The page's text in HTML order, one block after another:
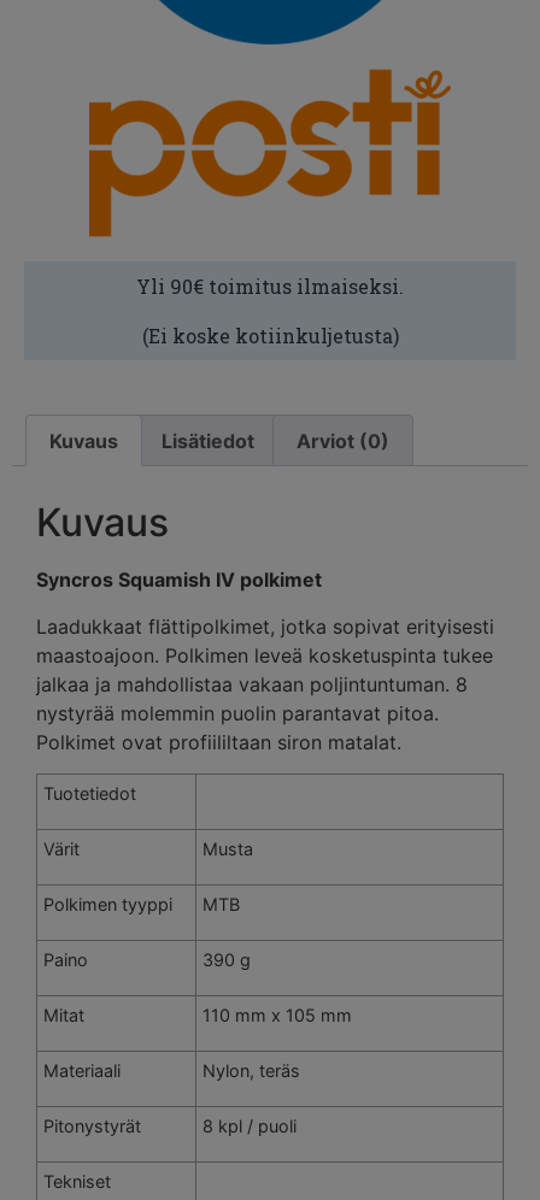
Yli 90€ toimitus ilmaiseksi.
(Ei koske kotiinkuljetusta)
Kuvaus Lisätiedot Arviot (0)
Kuvaus
Syncros Squamish IV polkimet
Laadukkaat flättipolkimet, jotka sopivat erityisesti
maastoajoon. Polkimen leveä kosketuspinta tukee
jalkaa ja mahdollistaa vakaan poljintuntuman. 8
nystyrää molemmin puolin parantavat pitoa.
Polkimet ovat profiililtaan siron matalat.
Tuotetiedot
Värit Musta
Polkimen tyyppi MTB
Paino 390 g
Mitat 110 mm x 105 mm
Materiaali Nylon, teräs
Pitonystyrät 8 kpl / puoli
Tekniset